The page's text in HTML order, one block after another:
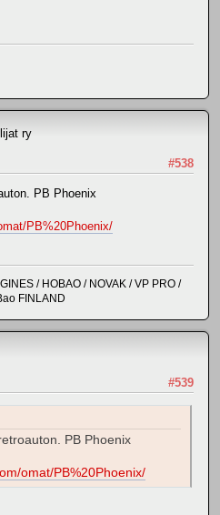
ry
#538
PB Phoenix
PB%20Phoenix/
/ HOBAO / NOVAK / VP PRO /
FINLAND
#539
PB Phoenix
omat/PB%20Phoenix/